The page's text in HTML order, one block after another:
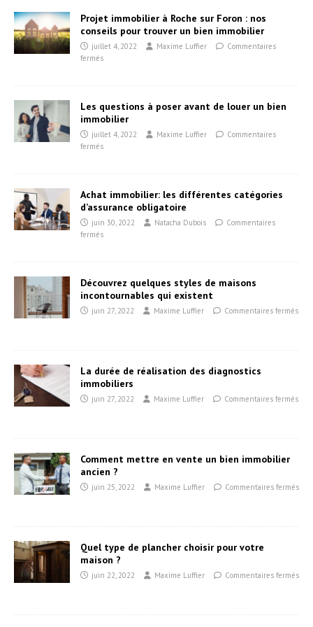
Projet immobilier à Roche sur Foron : nos
conseils pour trouver un bien immobilier
juillet 4, 2022 Maxime Luffier
Commentaires
fermés
Les questions à poser avant de louer un bien
immobilier
juillet 4, 2022 Maxime Luffier
Commentaires
fermés
Achat immobilier: les différentes catégories
d’assurance obligatoire
juin 30, 2022 Natacha Dubois
Commentaires
fermés
Découvrez quelques styles de maisons
incontournables qui existent
juin 27, 2022 Maxime Luffier Commentaires fermés
La durée de réalisation des diagnostics
immobiliers
juin 27, 2022 Maxime Luffier Commentaires fermés
Comment mettre en vente un bien immobilier
ancien ?
juin 25, 2022 Maxime Luffier Commentaires fermés
Quel type de plancher choisir pour votre
maison ?
juin 22, 2022 Maxime Luffier Commentaires fermés